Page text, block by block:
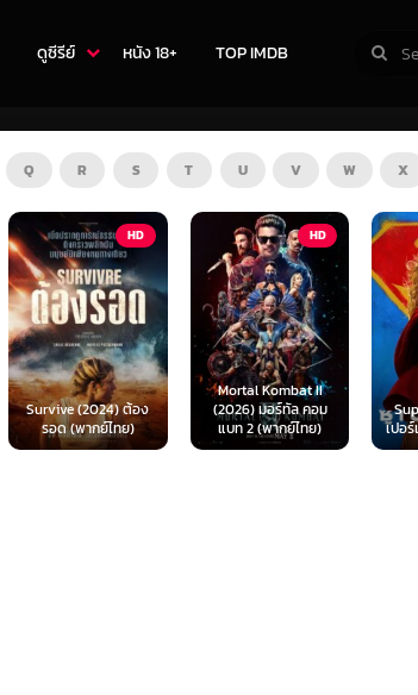
ดูซีรีย์ หนัง 18+ TOP IMDB
Q R S T U V W X
HD
Mortal Kombat II
(2026) มอร์ทัล คอม
แบท 2 (พากย์ไทย)
ZOOM
Supergirl (2026) ซู
เปอร์เกิร์ล (พากย์ไทย)...
ชมร